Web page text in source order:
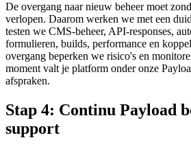
De overgang naar nieuw beheer moet
verlopen. Daarom werken we met een
testen we CMS-beheer, API-responses,
formulieren, builds, performance en
overgang beperken we risico's en
moment valt je platform onder onze
afspraken.
Stap 4: Continu Payload
support